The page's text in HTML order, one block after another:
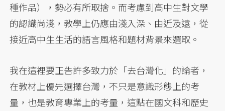
種作品），勢必有所取捨。而考慮到高中生對文學
的認識尚淺，教學上仍應由淺入深、由近及遠，從
接近高中生生活的語言風格和題材背景來選取。
我在這裡要正告許多致力於「去台灣化」的論者，
在教材上優先選擇台灣，不只是意識形態上的考
量，也是教育專業上的考量，這點在國文科和歷史